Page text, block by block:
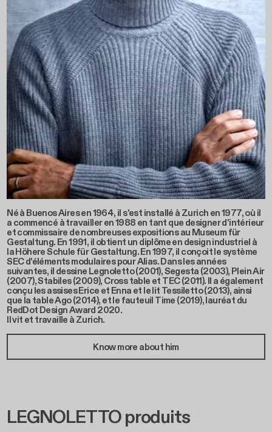
Né à Buenos Aires en 1964, il s'est installé à Zurich en 1977, où il
a commencé à travailler en 1988 en tant que designer d'intérieur
et commissaire de nombreuses expositions au Museum für
Gestaltung. En 1991, il obtient un diplôme en design industriel à
la Höhere Schule für Gestaltung. En 1997, il conçoit le système
SEC d'éléments modulaires pour Alias. Dans les années
suivantes, il dessine Legnoletto (2001), Segesta (2003), Plein Air
(2007), Stabiles (2009), Cross table et TEC (2011). Il a également
conçu les assises Erice et Enna et le lit Tessiletto (2013), ainsi
que la table Ago (2014), et le fauteuil Time (2019), lauréat du
RedDot Design Award 2020.
Il vit et travaille à Zurich.
Know more about him
LEGNOLETTO produits